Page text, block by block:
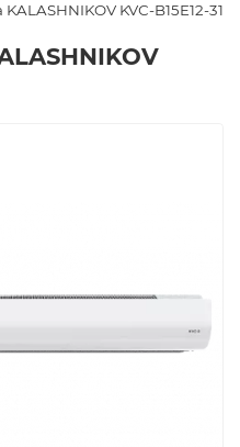
KVС-B15E12-31